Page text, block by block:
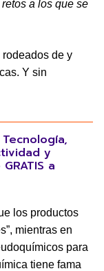
a los que se
de y
Y sin
y
a
los productos
mientras en
para
tiene fama